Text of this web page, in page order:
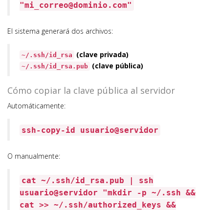
"mi_correo@dominio.com"
El sistema generará dos archivos:
~/.ssh/id_rsa (clave privada)
~/.ssh/id_rsa.pub (clave pública)
Cómo copiar la clave pública al servidor
Automáticamente:
ssh-copy-id usuario@servidor
O manualmente:
cat ~/.ssh/id_rsa.pub | ssh
usuario@servidor "mkdir -p ~/.ssh &&
cat >> ~/.ssh/authorized_keys &&